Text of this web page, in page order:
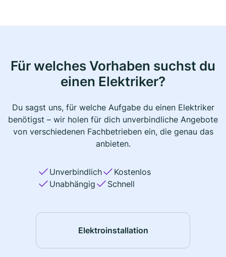
Für welches Vorhaben suchst du
einen Elektriker?
Du sagst uns, für welche Aufgabe du einen Elektriker
benötigst – wir holen für dich unverbindliche Angebote
von verschiedenen Fachbetrieben ein, die genau das
anbieten.
Unverbindlich
Kostenlos
Unabhängig
Schnell
Elektroinstallation